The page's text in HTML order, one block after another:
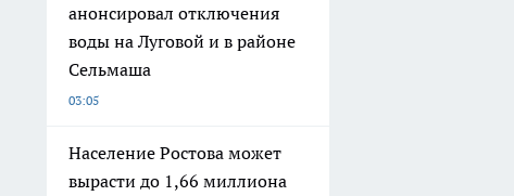
анонсировал отключения
воды на Луговой и в районе
Сельмаша
03:05
Население Ростова может
вырасти до 1,66 миллиона